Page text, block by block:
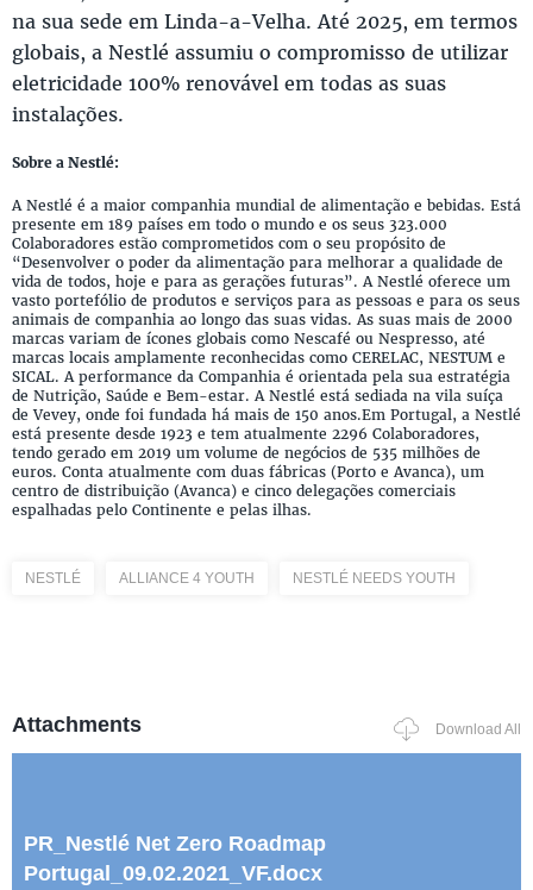
na sua sede em Linda-a-Velha. Até 2025, em termos
globais, a Nestlé assumiu o compromisso de utilizar
eletricidade 100% renovável em todas as suas
instalações.
Sobre a Nestlé:
A Nestlé é a maior companhia mundial de alimentação e bebidas. Está
presente em 189 países em todo o mundo e os seus 323.000
Colaboradores estão comprometidos com o seu propósito de
“Desenvolver o poder da alimentação para melhorar a qualidade de
vida de todos, hoje e para as gerações futuras”. A Nestlé oferece um
vasto portefólio de produtos e serviços para as pessoas e para os seus
animais de companhia ao longo das suas vidas. As suas mais de 2000
marcas variam de ícones globais como Nescafé ou Nespresso, até
marcas locais amplamente reconhecidas como CERELAC, NESTUM e
SICAL. A performance da Companhia é orientada pela sua estratégia
de Nutrição, Saúde e Bem-estar. A Nestlé está sediada na vila suíça
de Vevey, onde foi fundada há mais de 150 anos.Em Portugal, a Nestlé
está presente desde 1923 e tem atualmente 2296 Colaboradores,
tendo gerado em 2019 um volume de negócios de 535 milhões de
euros. Conta atualmente com duas fábricas (Porto e Avanca), um
centro de distribuição (Avanca) e cinco delegações comerciais
espalhadas pelo Continente e pelas ilhas.
NESTLÉ ALLIANCE 4 YOUTH NESTLÉ NEEDS YOUTH
Attachments Download All
PR_Nestlé Net Zero Roadmap
Portugal_09.02.2021_VF.docx